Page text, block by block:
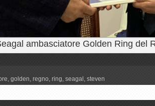
ambasciatore Golden Ring del
, golden, regno, ring, seagal , steven